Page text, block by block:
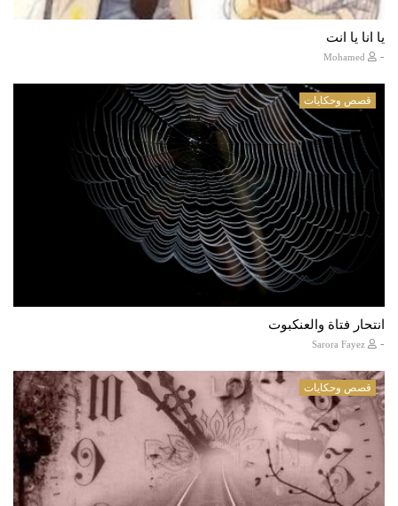
يا انا يا انت
-
قصص وحكايات
انتحار فتاة والعنكبوت
-
قصص وحكايات